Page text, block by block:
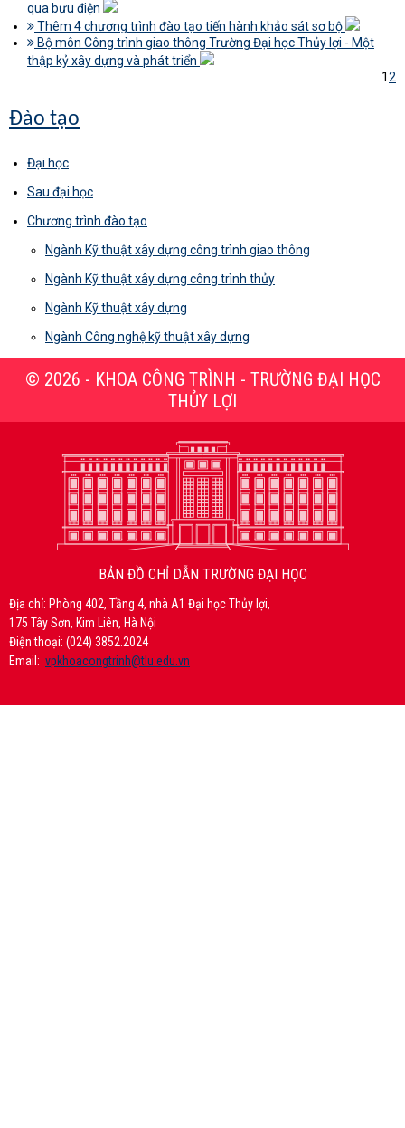
qua bưu điện
Thêm 4 chương trình đào tạo tiến hành khảo sát sơ bộ
Bộ môn Công trình giao thông Trường Đại học Thủy lợi - Một
thập kỷ xây dựng và phát triển
12
Đào tạo
Đại học
Sau đại học
Chương trình đào tạo
Ngành Kỹ thuật xây dựng công trình giao thông
Ngành Kỹ thuật xây dựng công trình thủy
Ngành Kỹ thuật xây dựng
Ngành Công nghệ kỹ thuật xây dựng
© 2026 - KHOA CÔNG TRÌNH - TRƯỜNG ĐẠI HỌC
THỦY LỢI
BẢN ĐỒ CHỈ DẪN TRƯỜNG ĐẠI HỌC
Địa chỉ: Phòng 402, Tầng 4, nhà A1 Đại học Thủy lợi,
175 Tây Sơn, Kim Liên, Hà Nội
Điện thoại: (024) 3852.2024
Email: vpkhoacongtrinh@tlu.edu.vn